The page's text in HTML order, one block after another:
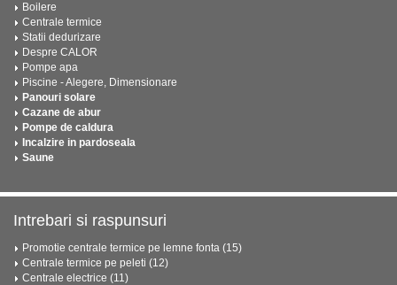
Boilere
Centrale termice
Statii dedurizare
Despre CALOR
Pompe apa
Piscine - Alegere, Dimensionare
Panouri solare
Cazane de abur
Pompe de caldura
Incalzire in pardoseala
Saune
Intrebari si raspunsuri
Promotie centrale termice pe lemne fonta (15)
Centrale termice pe peleti (12)
Centrale electrice (11)